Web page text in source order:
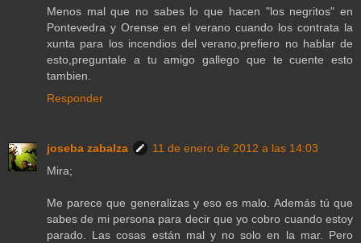
Menos mal que no sabes lo que hacen "los negritos" en
Pontevedra y Orense en el verano cuando los contrata la
xunta para los incendios del verano,prefiero no hablar de
esto,preguntale a tu amigo gallego que te cuente esto
tambien.
Responder
joseba zabalza
11 de enero de 2012 a las 14:03
Mira;
Me parece que generalizas y eso es malo. Además tú que
sabes de mi persona para decir que yo cobro cuando estoy
parado. Las cosas están mal y no solo en la mar. Pero